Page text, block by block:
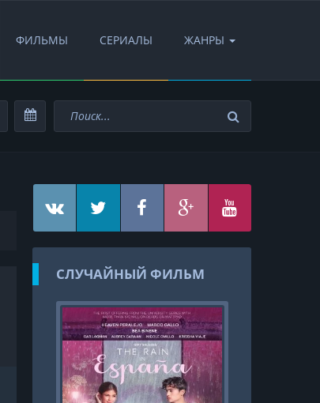
ФИЛЬМЫ СЕРИАЛЫ ЖАНРЫ
СЛУЧАЙНЫЙ ФИЛЬМ